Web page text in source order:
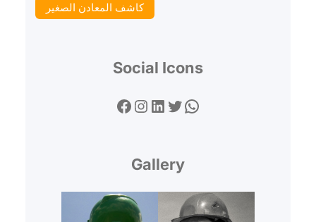
كاشف المعادن الصغير
Social Icons
Facebook Instagram LinkedIn Twitter WhatsApp
Gallery